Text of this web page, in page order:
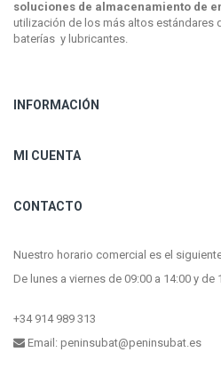
soluciones de almacenamiento de
utilización de los más altos estándares
baterías y lubricantes.
INFORMACIÓN
MI CUENTA
CONTACTO
Nuestro horario comercial es el
De lunes a viernes de 09:00 a 14:00 y de
+34 914 989 313
Email: peninsubat@peninsubat.es